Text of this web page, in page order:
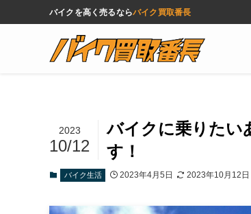
バイクを高く売るならバイク買取番長
バイクに乗りたい
す！
2023
10/12
バイク生活 2023年4月5日 2023年10月12日